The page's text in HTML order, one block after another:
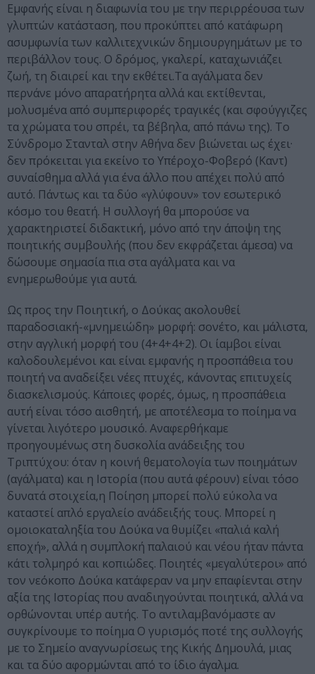
Εμφανής είναι η διαφωνία του με την περιρρέουσα των
γλυπτών κατάσταση, που προκύπτει από κατάφωρη
ασυμφωνία των καλλιτεχνικών δημιουργημάτων με το
περιβάλλον τους. Ο δρόμος, γκαλερί, καταχωνιάζει
ζωή, τη διαιρεί και την εκθέτει.Τα αγάλματα δεν
περνάνε μόνο απαρατήρητα αλλά και εκτίθενται,
μολυσμένα από συμπεριφορές τραγικές (και σφούγγιζες
τα χρώματα του σπρέι, τα βέβηλα, από πάνω της). Το
Σύνδρομο Στανταλ στην Αθήνα δεν βιώνεται ως έχει·
δεν πρόκειται για εκείνο το Υπέροχο-Φοβερό (Καντ)
συναίσθημα αλλά για ένα άλλο που απέχει πολύ από
αυτό. Πάντως και τα δύο «γλύφουν» τον εσωτερικό
κόσμο του θεατή. Η συλλογή θα μπορούσε να
χαρακτηριστεί διδακτική, μόνο από την άποψη της
ποιητικής συμβουλής (που δεν εκφράζεται άμεσα) να
δώσουμε σημασία πια στα αγάλματα και να
ενημερωθούμε για αυτά.
Ως προς την Ποιητική, ο Δούκας ακολουθεί
παραδοσιακή-«μνημειώδη» μορφή: σονέτο, και μάλιστα,
στην αγγλική μορφή του (4+4+4+2). Οι ίαμβοι είναι
καλοδουλεμένοι και είναι εμφανής η προσπάθεια του
ποιητή να αναδείξει νέες πτυχές, κάνοντας επιτυχείς
διασκελισμούς. Κάποιες φορές, όμως, η προσπάθεια
αυτή είναι τόσο αισθητή, με αποτέλεσμα το ποίημα να
γίνεται λιγότερο μουσικό. Αναφερθήκαμε
προηγουμένως στη δυσκολία ανάδειξης του
Τριπτύχου: όταν η κοινή θεματολογία των ποιημάτων
(αγάλματα) και η Ιστορία (που αυτά φέρουν) είναι τόσο
δυνατά στοιχεία,η Ποίηση μπορεί πολύ εύκολα να
καταστεί απλό εργαλείο ανάδειξής τους. Μπορεί η
ομοιοκαταληξία του Δούκα να θυμίζει «παλιά καλή
εποχή», αλλά η συμπλοκή παλαιού και νέου ήταν πάντα
κάτι τολμηρό και κοπιώδες. Ποιητές «μεγαλύτεροι» από
τον νεόκοπο Δούκα κατάφεραν να μην επαφίενται στην
αξία της Ιστορίας που αναδιηγούνται ποιητικά, αλλά να
ορθώνονται υπέρ αυτής. Το αντιλαμβανόμαστε αν
συγκρίνουμε το ποίημα Ο γυρισμός ποτέ της συλλογής
με το Σημείο αναγνωρίσεως της Κικής Δημουλά, μιας
και τα δύο αφορμώνται από το ίδιο άγαλμα.